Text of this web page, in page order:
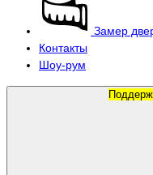
Замер
Контакты
Шоу-рум